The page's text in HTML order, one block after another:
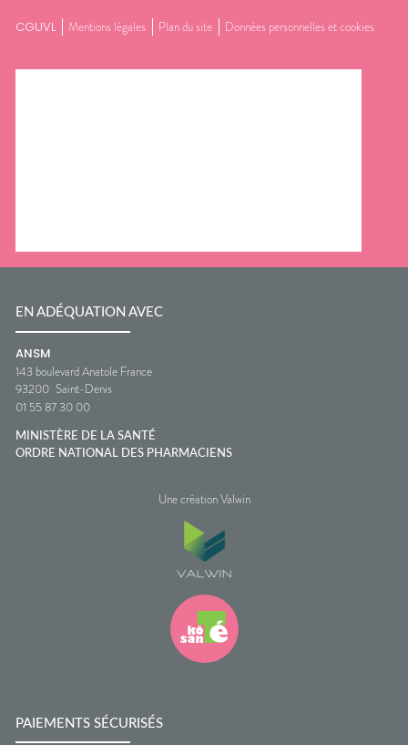
CGUVL Mentions légales Plan du site Données personnelles et cookies
EN ADÉQUATION AVEC
ANSM
143 boulevard Anatole France
93200 Saint-Denis
01 55 87 30 00
MINISTÈRE DE LA SANTÉ
ORDRE NATIONAL DES PHARMACIENS
Une création Valwin
PAIEMENTS SÉCURISÉS